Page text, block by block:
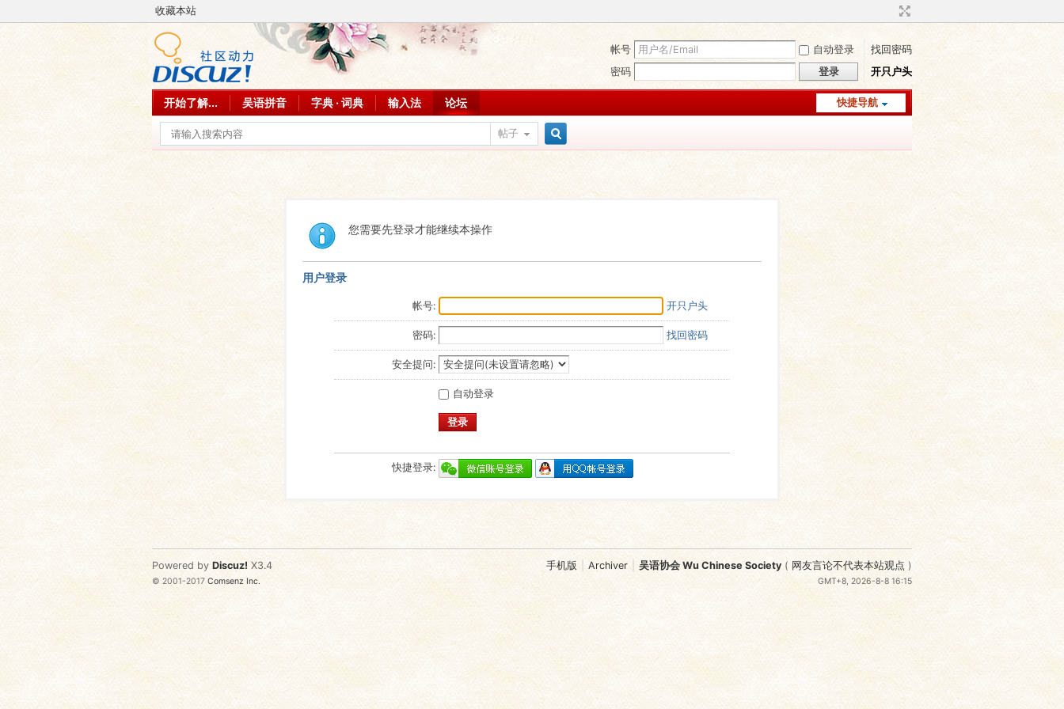
收藏本站
帐号 自动登录
找回密码
密码
登录 开只户头
快捷导航
开始了解... 吴语拼音 字典 · 词典 输入法 论坛
帖子
您需要先登录才能继续本操作
用户登录
帐号: 开只户头
密码: 找回密码
安全提问:
自动登录
登录
快捷登录:
手机版 Archiver 吴语协会 Wu Chinese Society ( 网友言论不代表本站观点 )
GMT+8, 2026-8-8 16:15
Powered by Discuz! X3.4
© 2001-2017Comsenz Inc.